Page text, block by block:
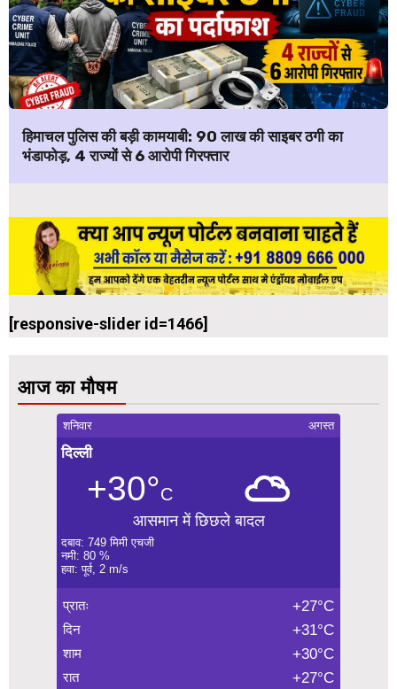
हिमाचल पुलिस की बड़ी कामयाबी: ₹90 लाख की साइबर ठगी का
भंडाफोड़, 4 राज्यों से 6 आरोपी गिरफ्तार
[responsive-slider id=1466]
आज का मौषम
शनिवार अगस्त
दिल्ली
+30°C
आसमान में छिछले बादल
दबाव: 749 मिमी एचजी
नमी: 80 %
हवा: पूर्व, 2 m/s
प्रातः +27°C
दिन +31°C
शाम +30°C
रात +27°C